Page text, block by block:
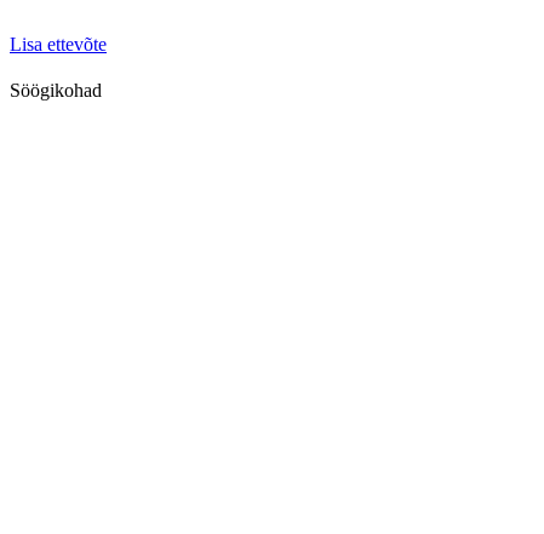
Lisa ettevõte
Söögikohad